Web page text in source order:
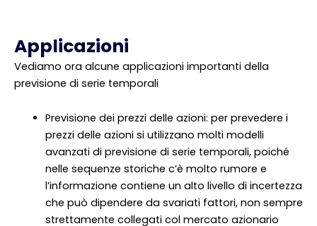
Applicazioni
Vediamo ora alcune applicazioni importanti della
previsione di serie temporali
Previsione dei prezzi delle azioni: per prevedere i
prezzi delle azioni si utilizzano molti modelli
avanzati di previsione di serie temporali, poiché
nelle sequenze storiche c’è molto rumore e
l’informazione contiene un alto livello di incertezza
che può dipendere da svariati fattori, non sempre
strettamente collegati col mercato azionario